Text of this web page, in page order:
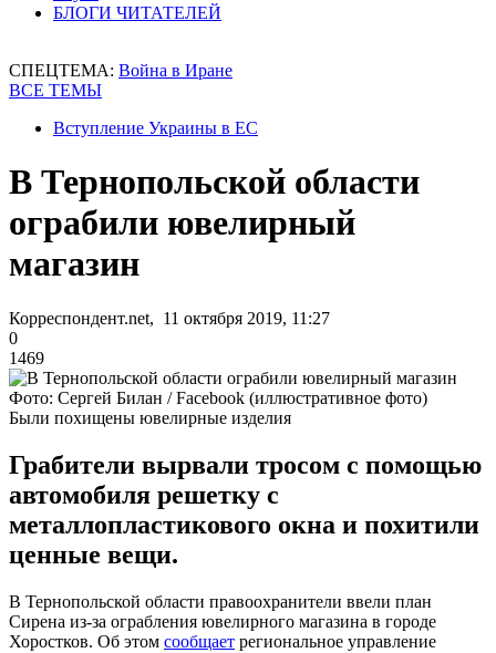
БЛОГИ ЧИТАТЕЛЕЙ
СПЕЦТЕМА: Война в Иране
ВСЕ ТЕМЫ
Вступление Украины в ЕС
В Тернопольской области
ограбили ювелирный
магазин
Корреспондент.net, 11 октября 2019, 11:27
0
1469
Фото: Сергей Билан / Facebook (иллюстративное фото)
Были похищены ювелирные изделия
Грабители вырвали тросом с помощью
автомобиля решетку с
металлопластикового окна и похитили
ценные вещи.
В Тернопольской области правоохранители ввели план
Сирена из-за ограбления ювелирного магазина в городе
Хоростков. Об этом сообщает региональное управление